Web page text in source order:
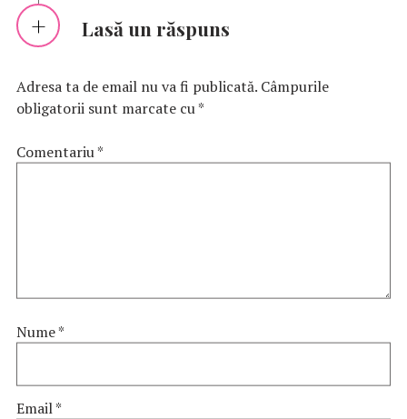
Lasă un răspuns
Adresa ta de email nu va fi publicată. Câmpurile
obligatorii sunt marcate cu*
Comentariu*
Nume*
Email*